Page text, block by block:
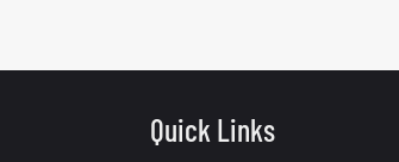
Quick Links